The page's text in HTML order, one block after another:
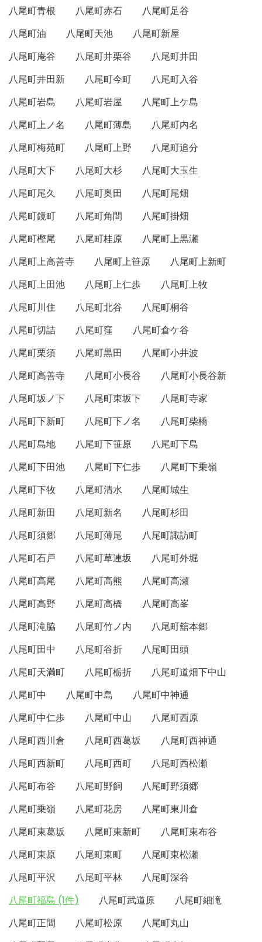
八尾町青根 八尾町赤石
八尾町足谷
八尾町油
八尾町天池
八尾町新屋
八尾町庵谷
八尾町井栗谷
八尾町井田
八尾町井田新
八尾町今町
八尾町入谷
八尾町岩島
八尾町岩屋
八尾町上ケ島
八尾町上ノ名
八尾町薄島
八尾町内名
八尾町梅苑町
八尾町上野
八尾町追分
八尾町大下
八尾町大杉
八尾町大玉生
八尾町尾久
八尾町奥田
八尾町尾畑
八尾町鏡町
八尾町角間
八尾町掛畑
八尾町樫尾
八尾町桂原
八尾町上黒瀬
八尾町上高善寺
八尾町上笹原
八尾町上新町
八尾町上田池
八尾町上仁歩
八尾町上牧
八尾町川住
八尾町北谷
八尾町桐谷
八尾町切詰
八尾町窪
八尾町倉ケ谷
八尾町栗須
八尾町黒田
八尾町小井波
八尾町高善寺
八尾町小長谷
八尾町小長谷新
八尾町坂ノ下
八尾町東坂下
八尾町寺家
八尾町下新町
八尾町下ノ名
八尾町柴橋
八尾町島地
八尾町下笹原
八尾町下島
八尾町下田池
八尾町下仁歩
八尾町下乗嶺
八尾町下牧
八尾町清水
八尾町城生
八尾町新田
八尾町新名
八尾町杉田
八尾町須郷
八尾町薄尾
八尾町諏訪町
八尾町石戸
八尾町草連坂
八尾町外堀
八尾町高尾
八尾町高熊
八尾町高瀬
八尾町高野
八尾町高橋
八尾町高峯
八尾町滝脇
八尾町竹ノ内
八尾町舘本郷
八尾町田中
八尾町谷折
八尾町田頭
八尾町天満町
八尾町栃折
八尾町道畑下中山
八尾町中
八尾町中島
八尾町中神通
八尾町中仁歩
八尾町中山
八尾町西原
八尾町西川倉
八尾町西葛坂
八尾町西神通
八尾町西新町
八尾町西町
八尾町西松瀬
八尾町布谷
八尾町野飼
八尾町野須郷
八尾町乗嶺
八尾町花房
八尾町東川倉
八尾町東葛坂
八尾町東新町
八尾町東布谷
八尾町東原
八尾町東町
八尾町東松瀬
八尾町平沢
八尾町平林
八尾町深谷
八尾町福島 (1件)
八尾町武道原
八尾町細滝
八尾町正間
八尾町松原
八尾町丸山